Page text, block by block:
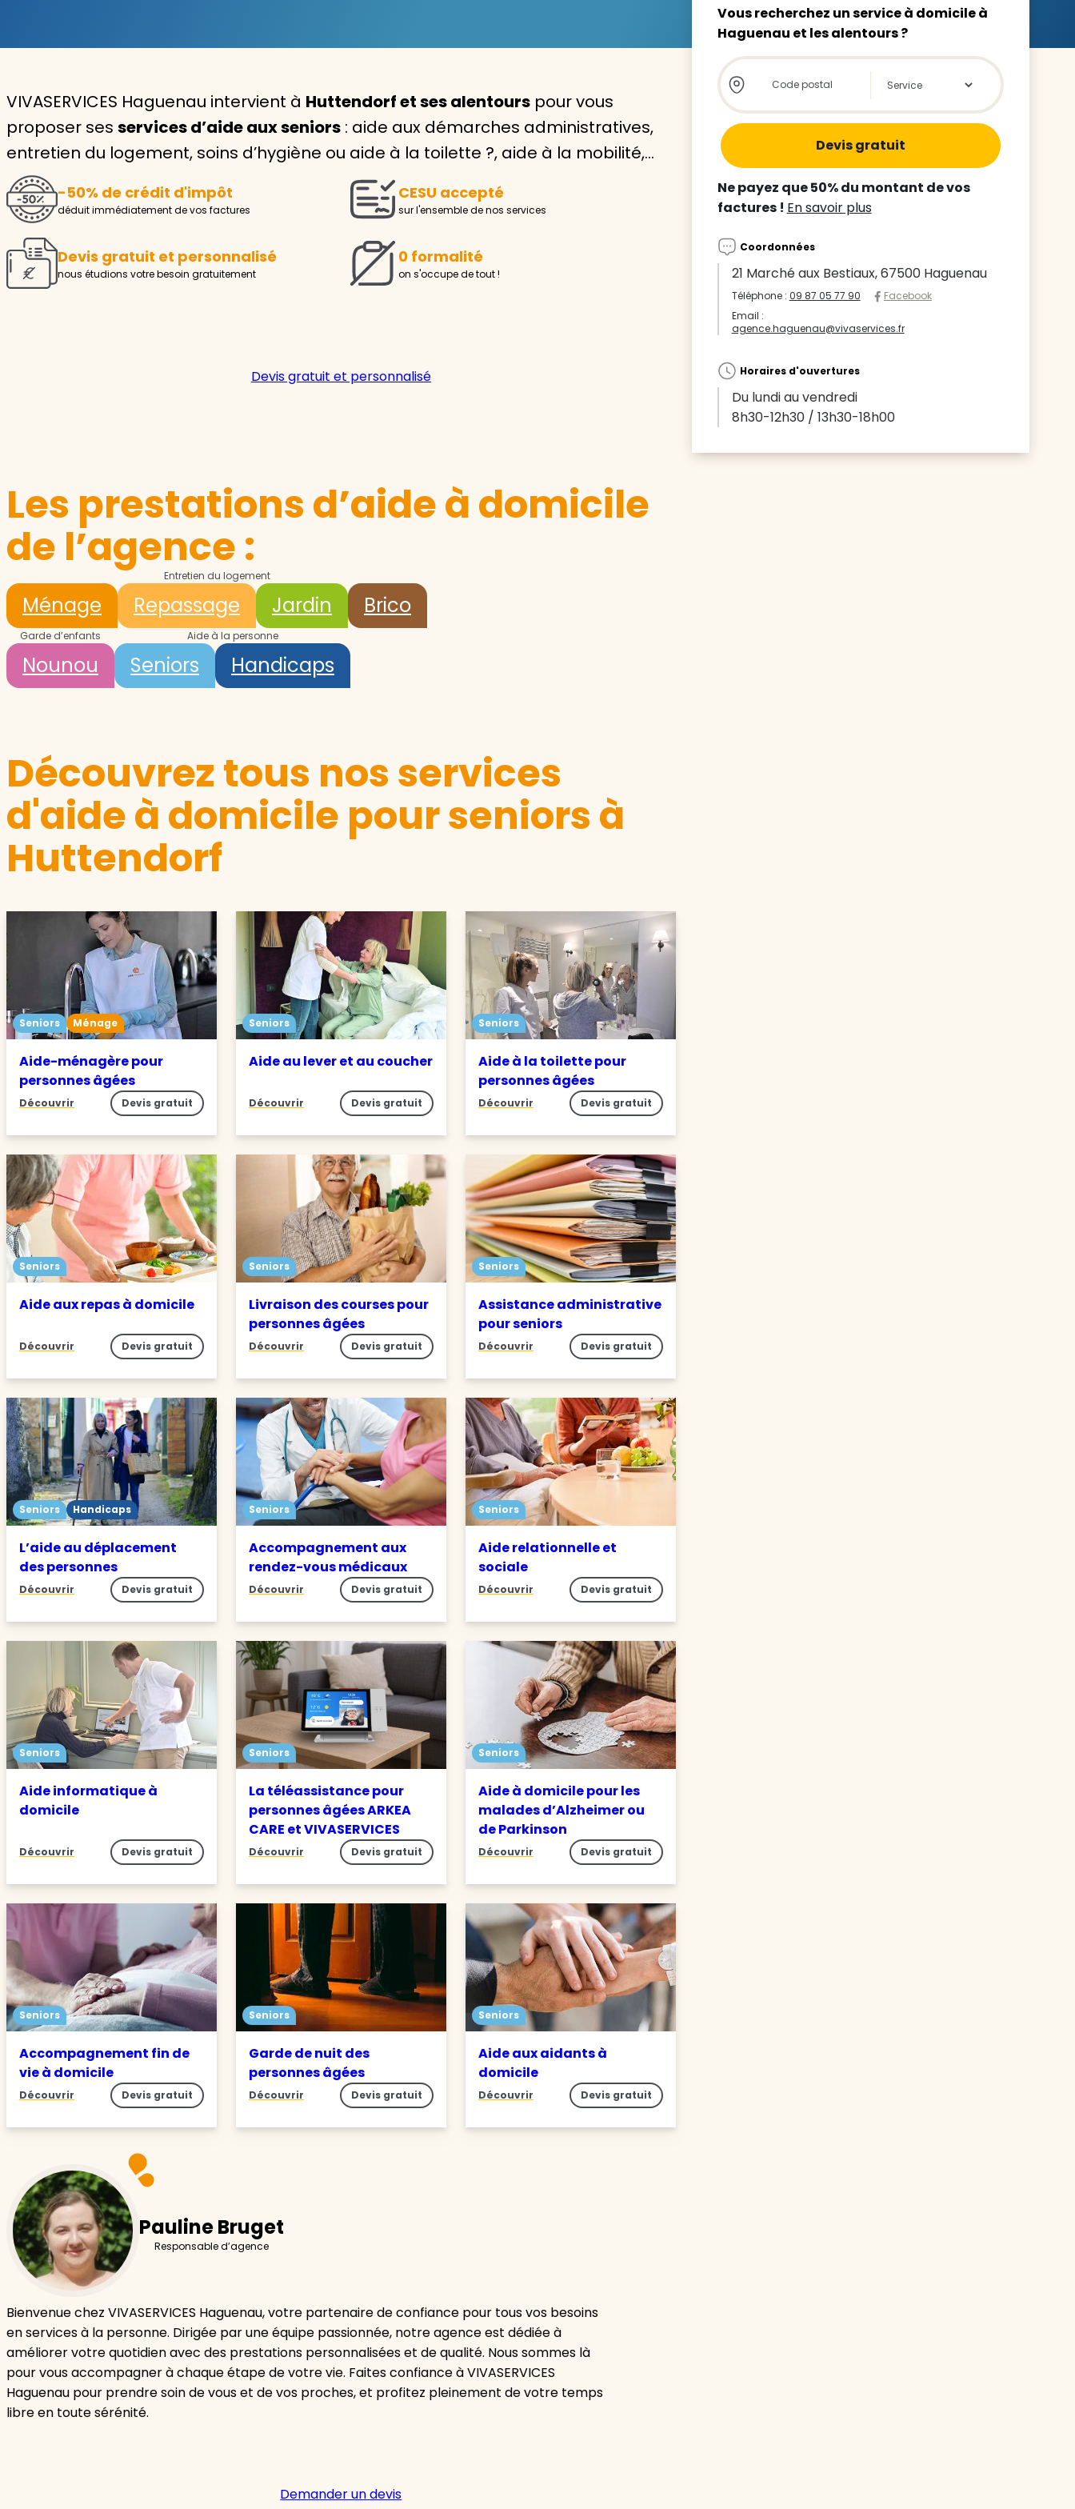
Aide à la personne
Seniors
Handicaps
Voir tous les services
Avec VIVASERVICES, trouvez le
service à domicile qui vous
Pour l’entretien de votre logement, la garde de votre enfant
ou l’accompagnement d’un parent, nos intervenants à
Demander un devis gratuit
Trouver mon agence
VIVASERVICES Haguenau intervient à Huttendorf et ses alentours pour vous
proposer ses services d’aide aux seniors : aide aux démarches administratives,
entretien du logement, soins d’hygiène ou aide à la toilette ?, aide à la mobilité,…
-50% de crédit d'impôt
déduit immédiatement de vos factures
CESU accepté
sur l'ensemble de nos services
Devis gratuit et personnalisé
nous étudions votre besoin gratuitement
0 formalité
on s'occupe de tout !
Devis gratuit et personnalisé
Les prestations d’aide à domicile
de l’agence :
Entretien du logement
Ménage Repassage Jardin Brico
Garde d’enfants
Nounou
Aide à la personne
Seniors Handicaps
Découvrez tous nos services
d'aide à domicile pour seniors à
Huttendorf
Seniors Ménage
Aide-ménagère pour
personnes âgées
Découvrir Devis gratuit
Seniors
Aide au lever et au coucher
Découvrir Devis gratuit
Seniors
Aide à la toilette pour
personnes âgées
Découvrir Devis gratuit
Seniors
Aide aux repas à domicile
Découvrir Devis gratuit
Seniors
Livraison des courses pour
personnes âgées
Découvrir Devis gratuit
Seniors
Assistance administrative
pour seniors
Découvrir Devis gratuit
Seniors Handicaps
L’aide au déplacement
des personnes
Découvrir Devis gratuit
Seniors
Accompagnement aux
rendez-vous médicaux
Découvrir Devis gratuit
Seniors
Aide relationnelle et
sociale
Découvrir Devis gratuit
Seniors
Aide informatique à
domicile
Découvrir Devis gratuit
Seniors
La téléassistance pour
personnes âgées ARKEA
CARE et VIVASERVICES
Découvrir Devis gratuit
Seniors
Aide à domicile pour les
malades d’Alzheimer ou
de Parkinson
Découvrir Devis gratuit
Seniors
Accompagnement fin de
vie à domicile
Découvrir Devis gratuit
Seniors
Garde de nuit des
personnes âgées
Découvrir Devis gratuit
Seniors
Aide aux aidants à
domicile
Découvrir Devis gratuit
Pauline Bruget
Responsable d’agence
Bienvenue chez VIVASERVICES Haguenau, votre partenaire de confiance pour tous vos besoins
en services à la personne. Dirigée par une équipe passionnée, notre agence est dédiée à
améliorer votre quotidien avec des prestations personnalisées et de qualité. Nous sommes là
pour vous accompagner à chaque étape de votre vie. Faites confiance à VIVASERVICES
Haguenau pour prendre soin de vous et de vos proches, et profitez pleinement de votre temps
libre en toute sérénité.
Demander un devis
Vous recherchez un service à domicile à
Haguenau et les alentours ?
Store locator global - Autocompletion
Rechercher
Ne payez que 50% du montant de vos
factures ! En savoir plus
Coordonnées
21 Marché aux Bestiaux, 67500 Haguenau
Téléphone : 09 87 05 77 90
Facebook
Email :
agence.haguenau@vivaservices.fr
Horaires d'ouvertures
Du lundi au vendredi
8h30-12h30 / 13h30-18h00